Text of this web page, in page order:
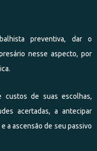
preventiva, dar o
nesse aspecto, por
custos de suas escolhas,
acertadas, a antecipar
a ascensão de seu passivo